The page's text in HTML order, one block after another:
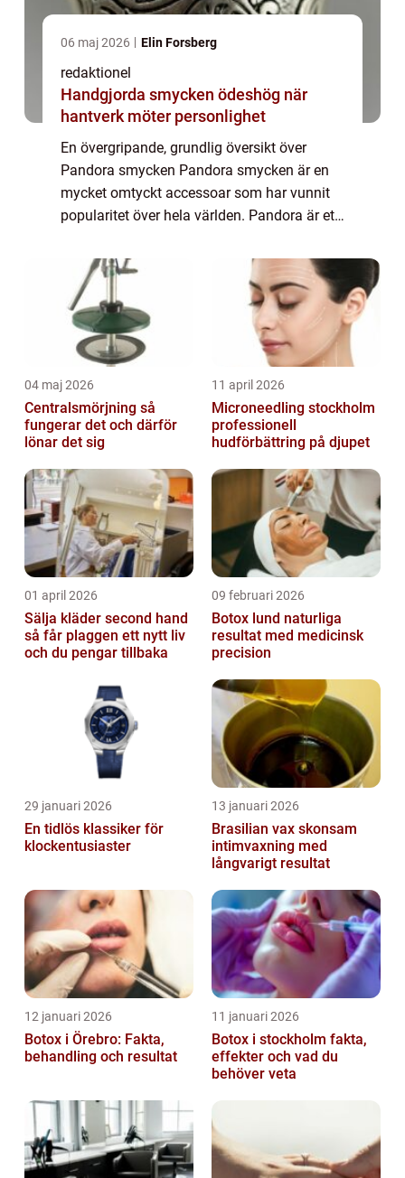
06 maj 2026 Elin Forsberg
redaktionel
Handgjorda smycken ödeshög när
hantverk möter personlighet
En övergripande, grundlig översikt över
Pandora smycken Pandora smycken är en
mycket omtyckt accessoar som har vunnit
popularitet över hela världen. Pandora är ett
guldsmeden P. Enevoldsen och hans hustru
Winni...
04 maj 2026
Centralsmörjning så
fungerar det och därför
lönar det sig
11 april 2026
Microneedling stockholm
professionell
hudförbättring på djupet
01 april 2026
Sälja kläder second hand
så får plaggen ett nytt liv
och du pengar tillbaka
09 februari 2026
Botox lund naturliga
resultat med medicinsk
precision
29 januari 2026
En tidlös klassiker för
klockentusiaster
13 januari 2026
Brasilian vax skonsam
intimvaxning med
långvarigt resultat
12 januari 2026
Botox i Örebro: Fakta,
behandling och resultat
11 januari 2026
Botox i stockholm fakta,
effekter och vad du
behöver veta